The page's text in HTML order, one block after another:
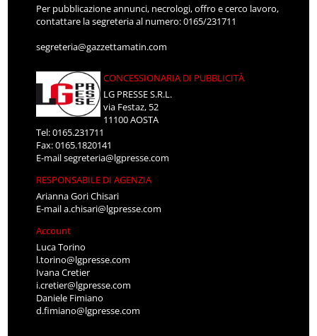
Per pubblicazione annunci, necrologi, offro e cerco lavoro,
contattare la segreteria al numero: 0165/231711
segreteria@gazzettamatin.com
CONCESSIONARIA DI PUBBLICITÀ
LG PRESSE S.R.L.
via Festaz, 52
11100 AOSTA
Tel: 0165.231711
Fax: 0165.1820141
E-mailsegreteria@lgpresse.com
RESPONSABILE DI AGENZIA
Arianna Gori Chisari
E-maila.chisari@lgpresse.com
Account
Luca Torino
l.torino@lgpresse.com
Ivana Cretier
i.cretier@lgpresse.com
Daniele Fimiano
d.fimiano@lgpresse.com